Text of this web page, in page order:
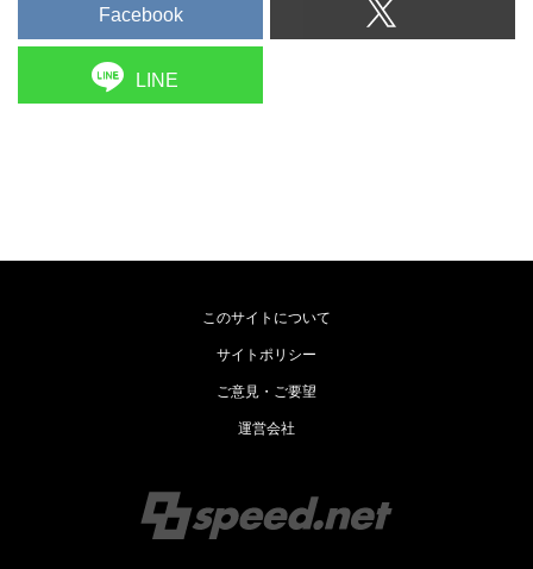
Facebook
LINE
このサイトについて
サイトポリシー
ご意見・ご要望
運営会社